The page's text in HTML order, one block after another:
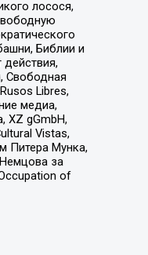
лосося,
Библии и
Свободная
Libres,
медиа,
XZ gGmbH,
Vistas,
Питера Мунка,
за
of